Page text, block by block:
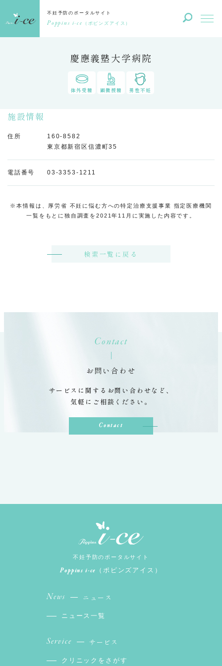
不妊予防のポータルサイト
Poppins i-ce （ポピンズアイス）
慶應義塾大学病院
体外受精 顕微授精 男性不妊
施設情報
住所
160-8582
東京都新宿区信濃町35
電話番号 03-3353-1211
※本情報は、厚労省 不妊に悩む方への特定治療支援事業 指定医療機関
一覧をもとに独自調査を2021年11月に実施した内容です。
検索一覧に戻る
Contact
お問い合わせ
サービスに関するお問い合わせなど、
気軽にご相談ください。
Contact
不妊予防のポータルサイト
Poppins i-ce （ポピンズアイス）
News ニュース
ニュース一覧
Service サービス
クリニックをさがす